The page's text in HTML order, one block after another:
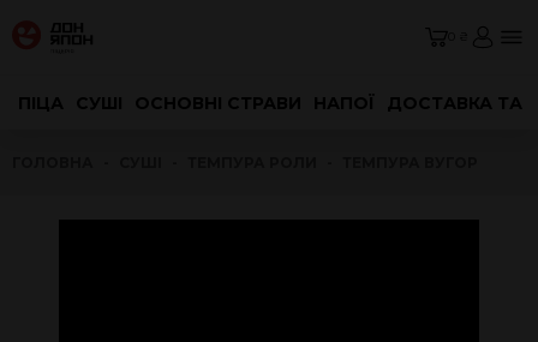
ПІЦА СУШІ ОСНОВНІ СТРАВИ НАПОЇ ДОСТАВКА ТА